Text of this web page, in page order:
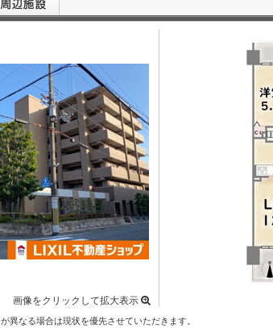
画像をクリックして拡大表示
異なる場合は現状を優先させていただきます。